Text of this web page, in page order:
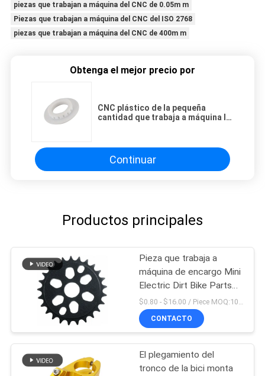
piezas que trabajan a máquina del CNC de 0.05m m
Piezas que trabajan a máquina del CNC del ISO 2768
piezas que trabajan a máquina del CNC de 400m m
Obtenga el mejor precio por
CNC plástico de la pequeña
cantidad que trabaja a máquina la
Continuar
Productos principales
Pieza que trabaja a
máquina de encargo Mini
Electric Dirt Bike Parts
del CNC del OEM
$0.80 - $16.00 / Piece MOQ:10 pedazos
CONTACTO
El plegamiento del
tronco de la bici monta